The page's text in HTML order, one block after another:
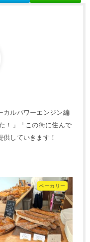
カルパワーエンジン編
！」「この街に住んで
していきます！
ベーカリー